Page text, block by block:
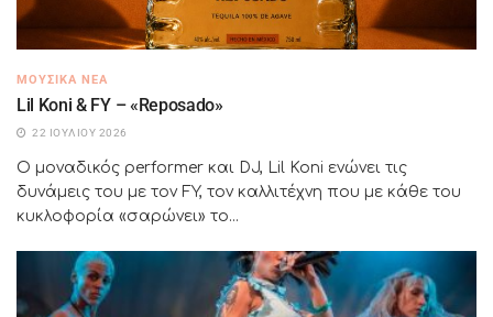
ΜΟΥΣΙΚΆ ΝΈΑ
Lil Koni & FY – «Reposado»
22 ΙΟΥΛΊΟΥ 2026
Ο μοναδικός performer και DJ, Lil Koni ενώνει τις
δυνάμεις του με τον FY, τον καλλιτέχνη που με κάθε του
κυκλοφορία «σαρώνει» το...